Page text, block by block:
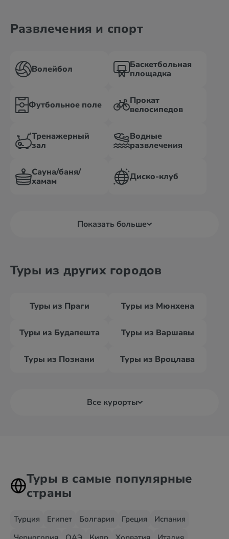
Развлечения и спорт
Волейбол
Баскетбольная
площадка
Футбольное поле
Прокат
велосипедов
Тренажерный
зал
Водные
развлечения
Сауна/баня/
хамам
Диско-клуб
Показать больше
Туры из других городов
Туры из Праги Туры из Мюнхена
Туры из Будапешта Туры из Варшавы
Туры из Познани Туры из Вроцлава
Все курорты
Туры в самые популярные
страны
Турция Египет Болгария Греция
Испания